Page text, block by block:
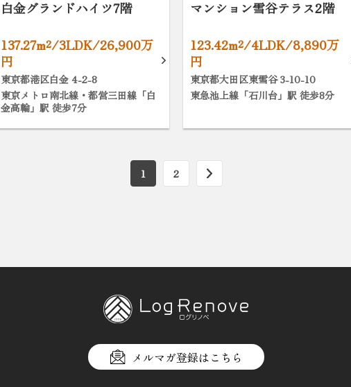
白金グランドハイツ7階
137.27m²/3LDK/26,900万
円
東京都港区白金 4-2-8
東京メトロ南北線・都営三田線「白
金高輪」駅 徒歩7分
マンション雪谷テラス2階
123.42m²/4LDK/8,890万
円
東京都大田区東雪谷 3-10-10
東急池上線「石川台」駅 徒歩8分
1 2
メルマガ登録はこちら